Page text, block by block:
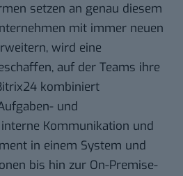
setzen an genau diesem
mit immer neuen
wird eine
auf der Teams ihre
kombiniert
und
Kommunikation und
in einem System und
bis hin zur On-Premise-